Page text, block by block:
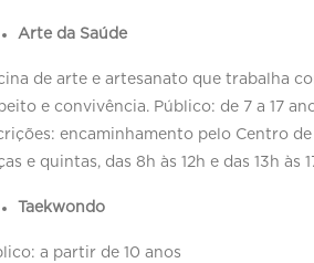
Arte da Saúde
de arte e artesanato que trabalha
e convivência. Público: de 7 a 17
encaminhamento pelo Centro
e quintas, das 8h às 12h e das 13h às
Taekwondo
a partir de 10 anos